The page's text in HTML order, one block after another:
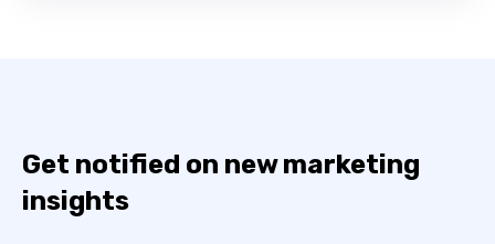
Get notified on new marketing
insights